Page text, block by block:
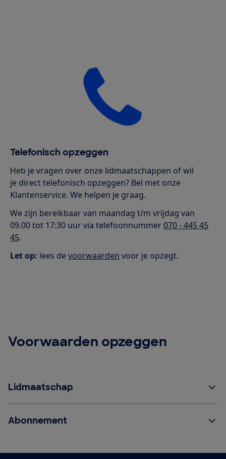
Telefonisch opzeggen
Heb je vragen over onze lidmaatschappen of wil
je direct telefonisch opzeggen? Bel met onze
Klantenservice. We helpen je graag.
We zijn bereikbaar van maandag t/m vrijdag van
09.00 tot 17:30 uur via telefoonnummer070 - 445 45
45.
Let op: lees devoorwaarden voor je opzegt.
Voorwaarden opzeggen
Lidmaatschap
Abonnement